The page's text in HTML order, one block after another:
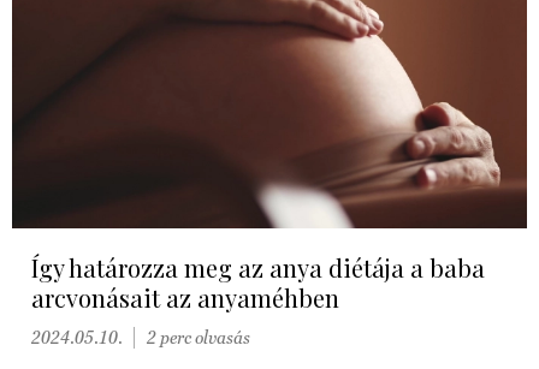
Így határozza meg az anya diétája a baba
arcvonásait az anyaméhben
2024.05.10. 2 perc olvasás